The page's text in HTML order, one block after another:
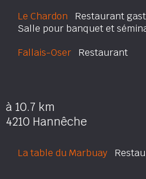
Le Chardon Restaurant
Salle pour banquet et
Fallais-Oser Restaurant
à 10.7 km
4210 Hannêche
La table du Marbuay